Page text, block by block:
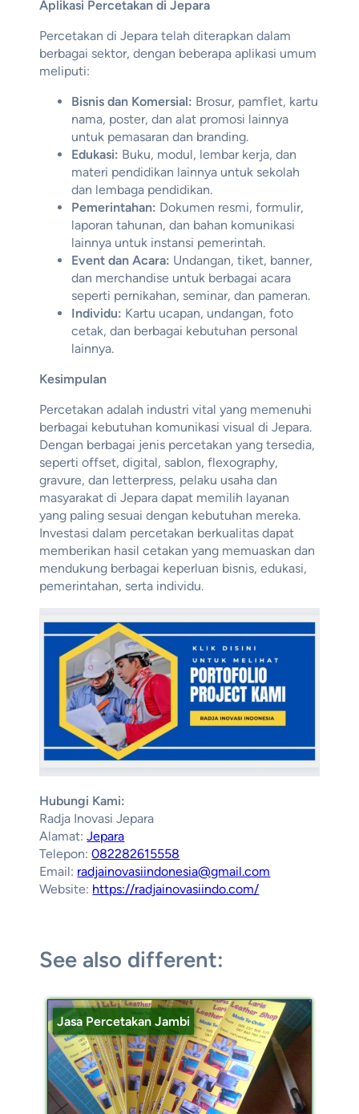
Aplikasi Percetakan di Jepara
Percetakan di Jepara telah diterapkan dalam
berbagai sektor, dengan beberapa aplikasi umum
meliputi:
Bisnis dan Komersial: Brosur, pamflet, kartu
nama, poster, dan alat promosi lainnya
untuk pemasaran dan branding.
Edukasi: Buku, modul, lembar kerja, dan
materi pendidikan lainnya untuk sekolah
dan lembaga pendidikan.
Pemerintahan: Dokumen resmi, formulir,
laporan tahunan, dan bahan komunikasi
lainnya untuk instansi pemerintah.
Event dan Acara: Undangan, tiket, banner,
dan merchandise untuk berbagai acara
seperti pernikahan, seminar, dan pameran.
Individu: Kartu ucapan, undangan, foto
cetak, dan berbagai kebutuhan personal
lainnya.
Kesimpulan
Percetakan adalah industri vital yang memenuhi
berbagai kebutuhan komunikasi visual di Jepara.
Dengan berbagai jenis percetakan yang tersedia,
seperti offset, digital, sablon, flexography,
gravure, dan letterpress, pelaku usaha dan
masyarakat di Jepara dapat memilih layanan
yang paling sesuai dengan kebutuhan mereka.
Investasi dalam percetakan berkualitas dapat
memberikan hasil cetakan yang memuaskan dan
mendukung berbagai keperluan bisnis, edukasi,
pemerintahan, serta individu.
Hubungi Kami:
Radja Inovasi Jepara
Alamat:Jepara
Telepon:082282615558
Email: radjainovasiindonesia@gmail.com
Website: https://radjainovasiindo.com/
See also different:
Jasa Percetakan Jambi